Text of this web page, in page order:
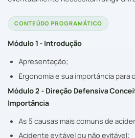
CONTEÚDO PROGRAMÁTICO
Módulo 1 - Introdução
Apresentação;
Ergonomia e sua importância para
Módulo 2 - Direção Defensiva
Importância
As 5 causas mais comuns de
Acidente evitável ou não evitável;